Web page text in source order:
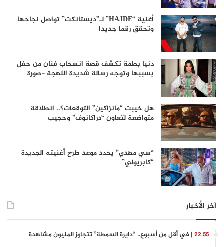
أغنية “HAJDE” لـ”ديستانكت” تواصل نجاحها
وتحقق رقما جديدا
دنيا بطمة تكشف قصة انسحاب فنان من حفل
بسببها وتوجه رسالة شديدة اللهجة -صورة
هل خيبت “مانزاكين” التوقعات؟.. انطلاقة
متواضعة لتعاون “دراكانوف” وحجيب
“سي مهدي” يحدد موعد طرح أغنيته الجديدة
“كابريولي”
آخر الأخبار
22:55 | في أقل من أسبوع.. “دايرة السمطة” تتجاوز المليون مشاهدة